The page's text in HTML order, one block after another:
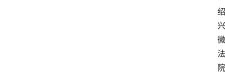
绍
兴
微
法
院